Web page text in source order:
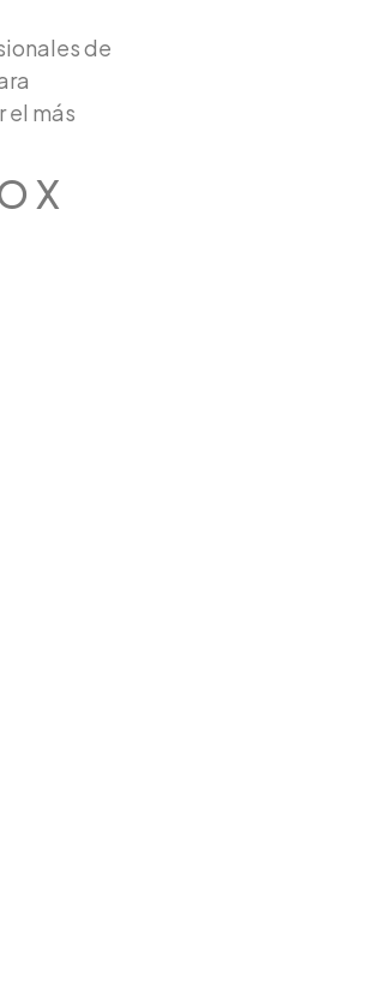
de
el más
X